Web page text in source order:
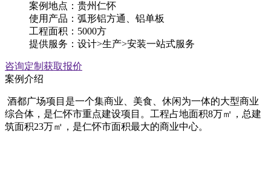
案例地点：贵州仁怀
使用产品：弧形铝方通、铝单板
工程面积：5000方
提供服务：设计>生产>安装一站式服务
咨询定制 获取报价
案例介绍
酒都广场项目是一个集商业、美食、休闲为一体的大型商业
综合体，是仁怀市重点建设项目。工程占地面积8万㎡，总建
筑面积23万㎡，是仁怀市面积最大的商业中心。